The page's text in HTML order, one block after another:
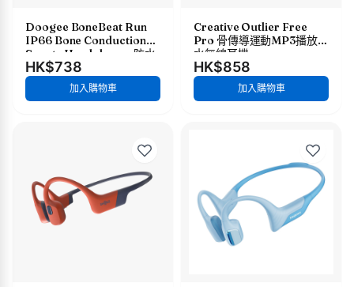
Doogee BoneBeat Run
IP66 Bone Conduction
Sports Headphones 防水
骨傳導耳機
HK$738
加入購物車
Creative Outlier Free
Pro 骨傳導運動MP3播放防
水無線耳機
HK$858
加入購物車